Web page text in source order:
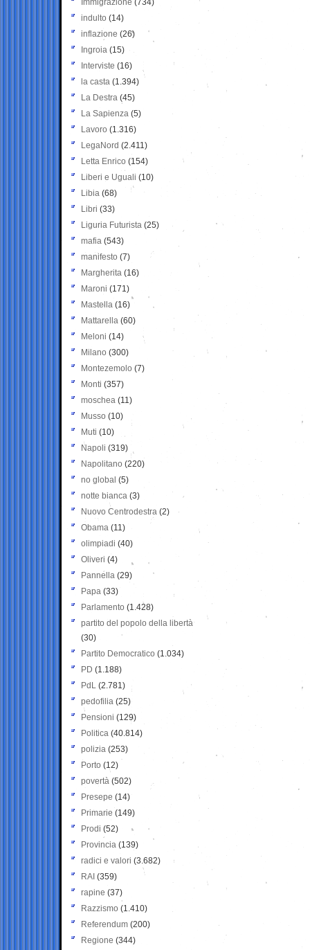
Immigrazione (734)
indulto (14)
inflazione (26)
Ingroia (15)
Interviste (16)
la casta (1.394)
La Destra (45)
La Sapienza (5)
Lavoro (1.316)
LegaNord (2.411)
Letta Enrico (154)
Liberi e Uguali (10)
Libia (68)
Libri (33)
Liguria Futurista (25)
mafia (543)
manifesto (7)
Margherita (16)
Maroni (171)
Mastella (16)
Mattarella (60)
Meloni (14)
Milano (300)
Montezemolo (7)
Monti (357)
moschea (11)
Musso (10)
Muti (10)
Napoli (319)
Napolitano (220)
no global (5)
notte bianca (3)
Nuovo Centrodestra (2)
Obama (11)
olimpiadi (40)
Oliveri (4)
Pannella (29)
Papa (33)
Parlamento (1.428)
partito del popolo della libertà
(30)
Partito Democratico (1.034)
PD (1.188)
PdL (2.781)
pedofilia (25)
Pensioni (129)
Politica (40.814)
polizia (253)
Porto (12)
povertà (502)
Presepe (14)
Primarie (149)
Prodi (52)
Provincia (139)
radici e valori (3.682)
RAI (359)
rapine (37)
Razzismo (1.410)
Referendum (200)
Regione (344)